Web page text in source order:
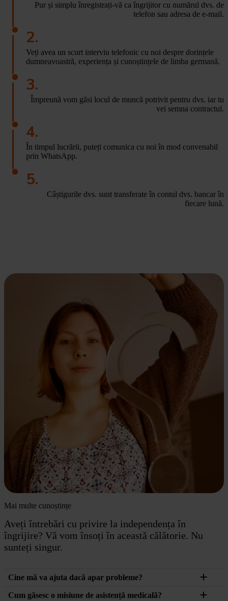
Pur și simplu înregistrați-vă ca îngrijitor cu numărul dvs. de
telefon sau adresa de e-mail.
2.
Veți avea un scurt interviu telefonic cu noi despre dorințele
dumneavoastră, experiența și cunoștințele de limba germană.
3.
Împreună vom găsi locul de muncă potrivit pentru dvs. iar tu
vei semna contractul.
4.
În timpul lucrării, puteți comunica cu noi în mod convenabil
prin WhatsApp.
5.
Câștigurile dvs. sunt transferate în contul dvs. bancar în
fiecare lună.
Mai multe cunoștințe
Aveți întrebări cu privire la independența în
îngrijire? Vă vom însoți în această călătorie. Nu
sunteți singur.
Cine mă va ajuta dacă apar probleme?
Cum găsesc o misiune de asistență medicală?